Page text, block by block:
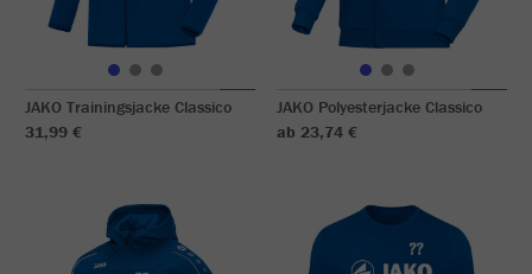
JAKO Trainingsjacke Classico
31,99 €
JAKO Polyesterjacke Classico
ab 23,74 €